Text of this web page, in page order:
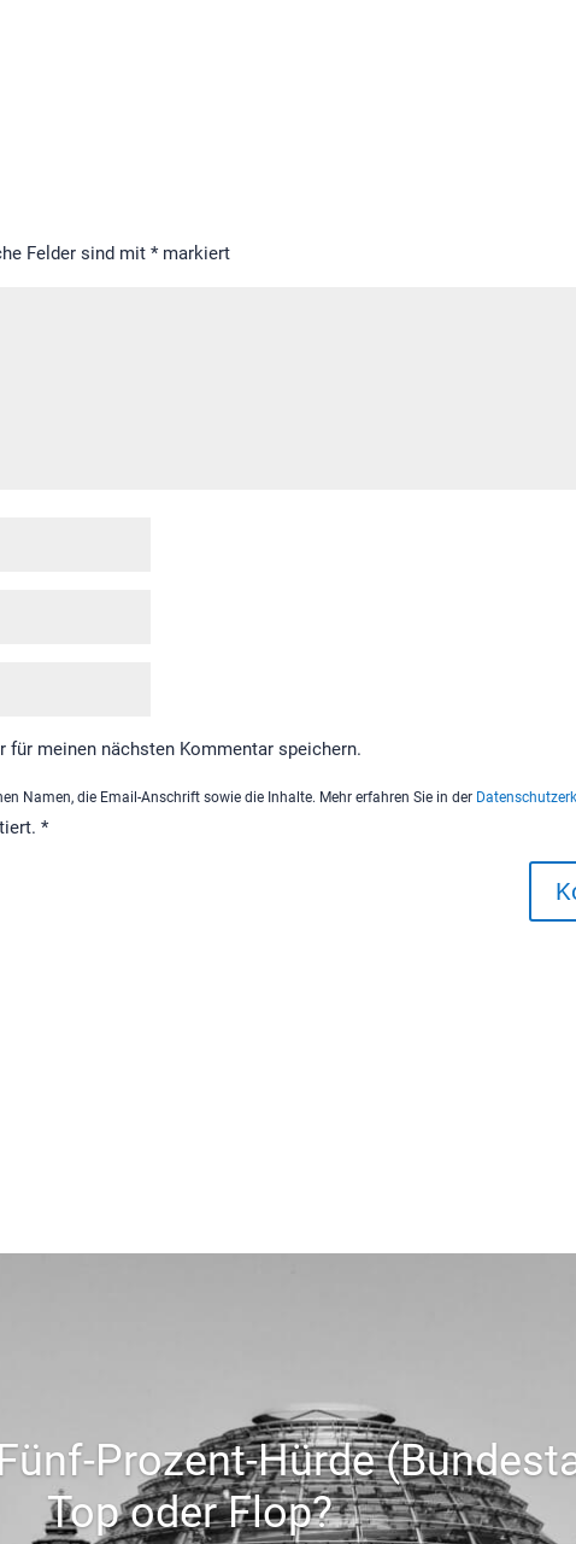
Felder sind mit*markiert
für meinen nächsten Kommentar speichern.
Namen, die Email-Anschrift sowie die Inhalte. Mehr erfahren Sie in der
*
Prozent-Hürde
Top oder Flop?